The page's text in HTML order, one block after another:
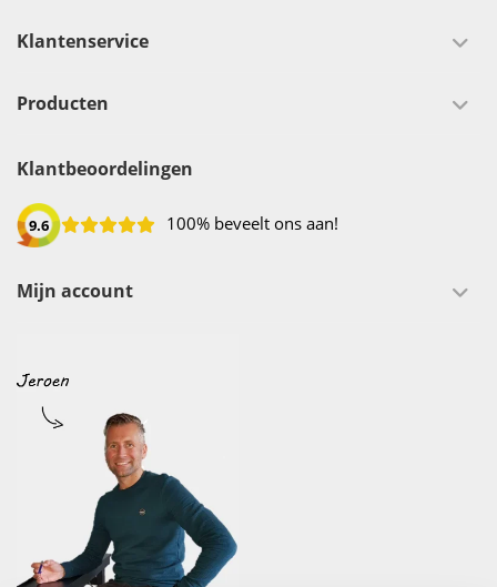
Klantenservice
Producten
Klantbeoordelingen
9.6 100% beveelt ons aan!
Mijn account